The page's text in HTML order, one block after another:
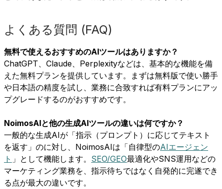
よくある質問 (FAQ)
無料で使えるおすすめのAIツールはありますか？
ChatGPT、Claude、Perplexityなどは、基本的な機能を備
えた無料プランを提供しています。まずは無料版で使い勝手
や日本語の精度を試し、業務に合致すれば有料プランにアッ
プグレードするのがおすすめです。
NoimosAIと他の生成AIツールの違いは何ですか？
一般的な生成AIが「指示（プロンプト）に応じてテキスト
を返す」のに対し、NoimosAIは「自律型のAIエージェン
ト 」として機能します。 SEO/GEO最適化やSNS運用などの
マーケティング業務を、指示待ちではなく自発的に完遂でき
る点が最大の違いです。